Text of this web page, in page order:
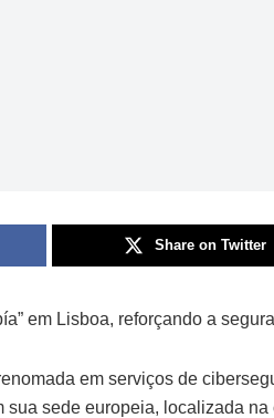
Share on Twitter
em Lisboa, reforçando a
em serviços de
sede europeia, localizada na